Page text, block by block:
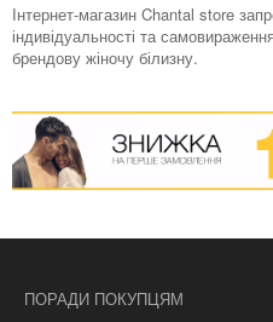
Інтернет-магазин Chantal store
індивідуальності та
брендову жіночу білизну.
ПОРАДИ ПОКУПЦЯМ